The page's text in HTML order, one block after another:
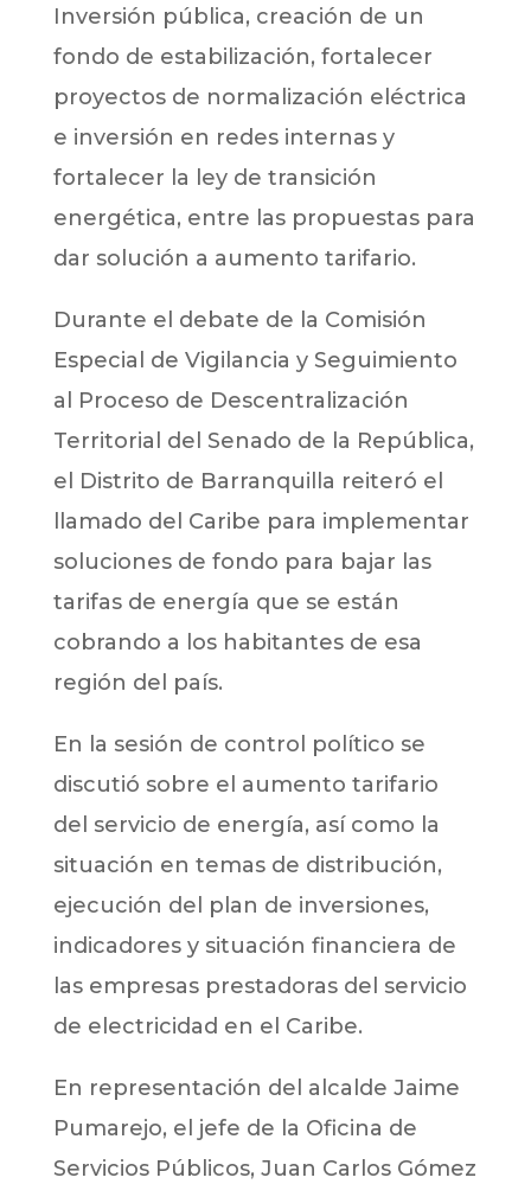
Inversión pública, creación de un
fondo de estabilización, fortalecer
proyectos de normalización eléctrica
e inversión en redes internas y
fortalecer la ley de transición
energética, entre las propuestas para
dar solución a aumento tarifario.
Durante el debate de la Comisión
Especial de Vigilancia y Seguimiento
al Proceso de Descentralización
Territorial del Senado de la República,
el Distrito de Barranquilla reiteró el
llamado del Caribe para implementar
soluciones de fondo para bajar las
tarifas de energía que se están
cobrando a los habitantes de esa
región del país.
En la sesión de control político se
discutió sobre el aumento tarifario
del servicio de energía, así como la
situación en temas de distribución,
ejecución del plan de inversiones,
indicadores y situación financiera de
las empresas prestadoras del servicio
de electricidad en el Caribe.
En representación del alcalde Jaime
Pumarejo, el jefe de la Oficina de
Servicios Públicos, Juan Carlos Gómez